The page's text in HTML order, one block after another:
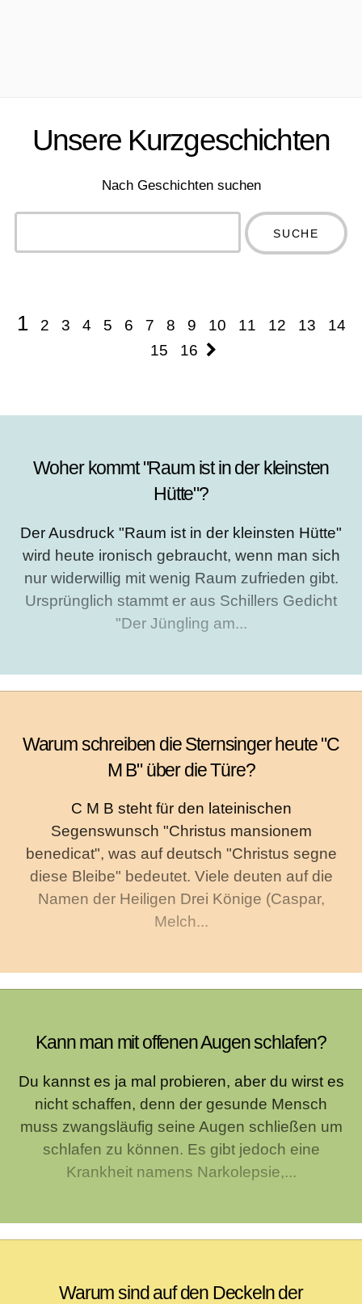
Unsere Kurzgeschichten
Nach Geschichten suchen
Type 2 or
1 2 3 4 5 6 7 8 9 10 11 12 13
14
15
16
Woher kommt "Raum ist in der kleinsten
Hütte"?
Der Ausdruck "Raum ist in der kleinsten Hütte"
wird heute ironisch gebraucht, wenn man sich
nur widerwillig mit wenig Raum zufrieden gibt.
Ursprünglich stammt er aus Schillers Gedicht
"Der Jüngling am...
Warum schreiben die Sternsinger heute "C
M B" über die Türe?
C M B steht für den lateinischen
Segenswunsch "Christus mansionem
benedicat", was auf deutsch "Christus segne
diese Bleibe" bedeutet. Viele deuten auf die
Namen der Heiligen Drei Könige (Caspar,
Melch...
Kann man mit offenen Augen schlafen?
Du kannst es ja mal probieren, aber du wirst es
nicht schaffen, denn der gesunde Mensch
muss zwangsläufig seine Augen schließen um
schlafen zu können. Es gibt jedoch eine
Krankheit namens Narkolepsie,...
Warum sind auf den Deckeln der